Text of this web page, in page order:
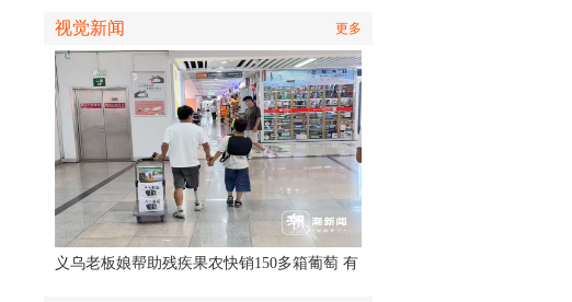
视觉新闻 更多
义乌老板娘帮助残疾果农快销150多箱葡萄 有